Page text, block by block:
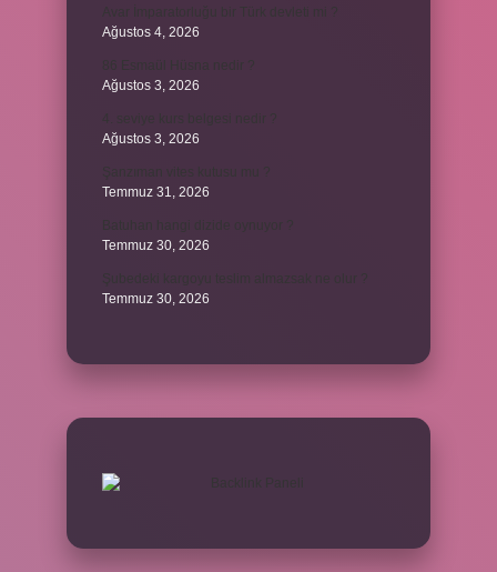
Ağustos 4, 2026
Ağustos 3, 2026
Ağustos 3, 2026
Temmuz 31, 2026
Temmuz 30, 2026
Temmuz 30, 2026